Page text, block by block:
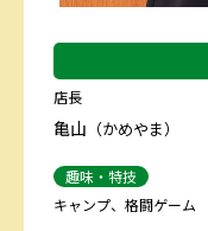
店長
亀山 （かめやま）
趣味・特技
キャンプ、格闘ゲーム